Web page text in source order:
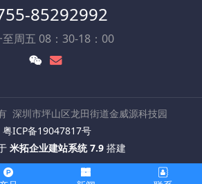
85292992
至周五 08：30-18：00
深圳市坪山区龙田街道金威源科技园
粤ICP备19047817号
米拓企业建站系统 7.9 搭建